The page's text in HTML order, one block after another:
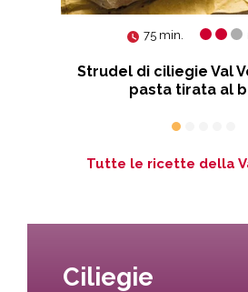
75 min.
Strudel di ciliegie Val
pasta tirata al
Tutte le ricette della
Ciliegie